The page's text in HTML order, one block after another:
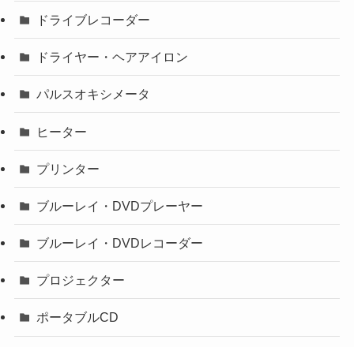
ドライブレコーダー
ドライヤー・ヘアアイロン
パルスオキシメータ
ヒーター
プリンター
ブルーレイ・DVDプレーヤー
ブルーレイ・DVDレコーダー
プロジェクター
ポータブルCD